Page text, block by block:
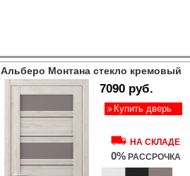
Альберо Монтана стекло кремовый
7090 руб.
Купить дверь
НА СКЛАДЕ
0% РАССРОЧКА